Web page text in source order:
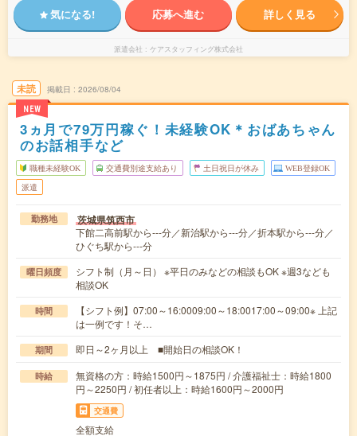
気になる! 応募へ進む 詳しく見る
派遣会社 ケアスタッフィング株式会社
未読
NEW
掲載日 2026/08/04
3ヵ月で79万円稼ぐ！未経験OK＊おばあちゃん
のお話相手など
職種未経験OK 交通費別途支給あり 土日祝日が休み WEB登録OK
派遣
勤務地 茨城県筑西市
下館二高前駅から---分／新治駅から---分／折本駅から---分／
ひぐち駅から---分
曜日頻度
シフト制（月～日） ※平日のみなどの相談もOK ※週3なども
相談OK
時間
【シフト例】07:00～16:0009:00～18:0017:00～09:00※ 上記
は一例です！そ…
期間 即日～2ヶ月以上 ■開始日の相談OK！
時給
無資格の方：時給1500円～1875円 / 介護福祉士：時給1800
円～2250円 / 初任者以上：時給1600円～2000円
交通費
全額支給